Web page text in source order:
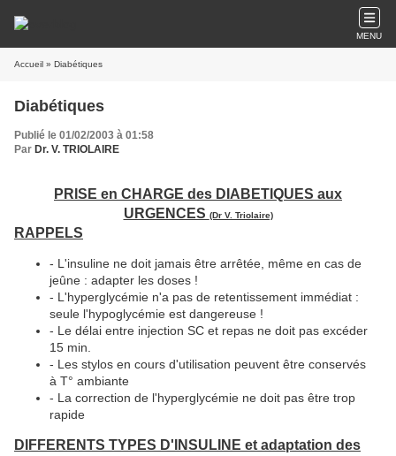
MENU
Accueil » Diabétiques
Diabétiques
Publié le 01/02/2003 à 01:58
Par Dr. V. TRIOLAIRE
PRISE en CHARGE des DIABETIQUES aux
URGENCES (Dr V. Triolaire)
RAPPELS
- L'insuline ne doit jamais être arrêtée, même en cas de
jeûne : adapter les doses !
- L'hyperglycémie n'a pas de retentissement immédiat :
seule l'hypoglycémie est dangereuse !
- Le délai entre injection SC et repas ne doit pas excéder
15 min.
- Les stylos en cours d'utilisation peuvent être conservés
à T° ambiante
- La correction de l'hyperglycémie ne doit pas être trop
rapide
DIFFERENTS TYPES D'INSULINE et adaptation des